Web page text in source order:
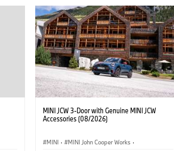
MINI JCW 3-Door with Genuine MINI JCW
Accessories (08/2026)
MINI · MINI John Cooper Works ·